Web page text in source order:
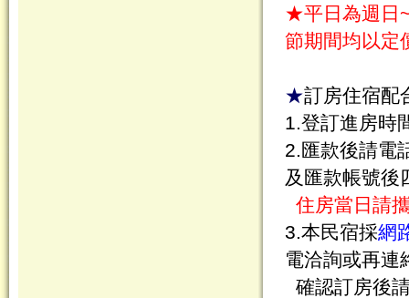
★平日為週日
節期間均以定
★訂房住宿配
1.登訂進房時
2.匯款後請電
及匯款帳號後
住房當日請
3.本民宿採網
電洽詢或再連
確認訂房後